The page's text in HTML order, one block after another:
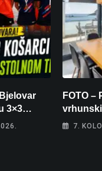
3×3
je
FOTO –
odmor:
7.